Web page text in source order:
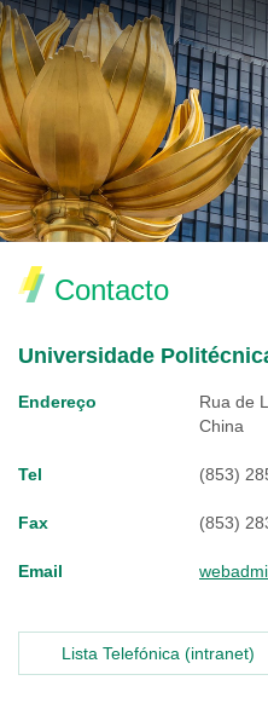
Contacto
Universidade
Endereço
Rua de
China
Tel (853)
Fax (853)
Email
Lista Telefónica (intranet)